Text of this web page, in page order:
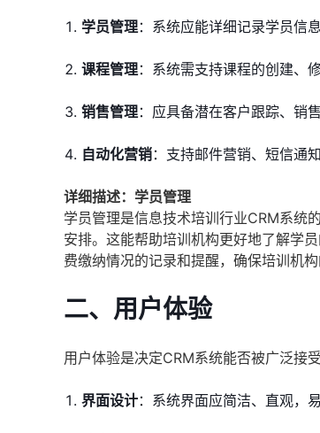
学员管理：系统应能详细记录学员信
课程管理：系统需支持课程的创建、
销售管理：应具备潜在客户跟踪、销
自动化营销：支持邮件营销、短信通
详细描述：学员管理
学员管理是信息技术培训行业CRM系统
安排。这能帮助培训机构更好地了解学
费缴纳情况的记录和提醒，确保培训机构
二、用户体验
用户体验是决定CRM系统能否被广泛接
界面设计：系统界面应简洁、直观，